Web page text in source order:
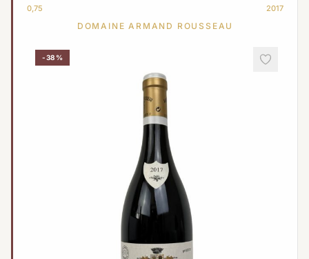
0,75 2017
DOMAINE ARMAND ROUSSEAU
-38%